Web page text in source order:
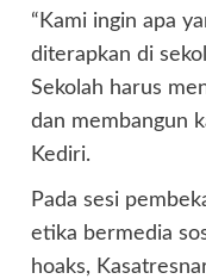
“Kami ingin apa
diterapkan di
Sekolah harus
dan membangun
Kediri.
Pada sesi
etika bermedia
hoaks,